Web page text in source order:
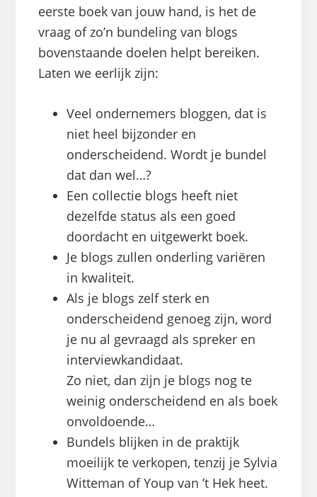
eerste boek van jouw hand, is het de
vraag of zo’n bundeling van blogs
bovenstaande doelen helpt bereiken.
Laten we eerlijk zijn:
Veel ondernemers bloggen, dat is
niet heel bijzonder en
onderscheidend. Wordt je bundel
dat dan wel…?
Een collectie blogs heeft niet
dezelfde status als een goed
doordacht en uitgewerkt boek.
Je blogs zullen onderling variëren
in kwaliteit.
Als je blogs zelf sterk en
onderscheidend genoeg zijn, word
je nu al gevraagd als spreker en
interviewkandidaat.
Zo niet, dan zijn je blogs nog te
weinig onderscheidend en als boek
onvoldoende…
Bundels blijken in de praktijk
moeilijk te verkopen, tenzij je Sylvia
Witteman of Youp van ’t Hek heet.